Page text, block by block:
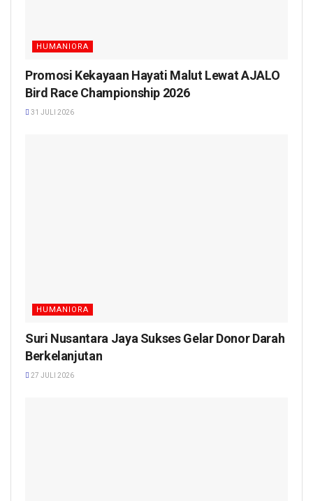
HUMANIORA
Promosi Kekayaan Hayati Malut Lewat AJALO
Bird Race Championship 2026
31 JULI 2026
HUMANIORA
Suri Nusantara Jaya Sukses Gelar Donor Darah
Berkelanjutan
27 JULI 2026